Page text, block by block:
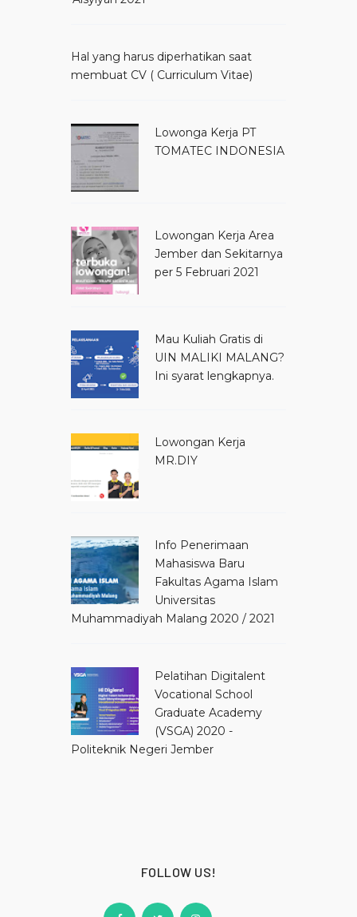
Hal yang harus diperhatikan saat
membuat CV ( Curriculum Vitae)
Lowonga Kerja PT
TOMATEC INDONESIA
Lowongan Kerja Area
Jember dan Sekitarnya
per 5 Februari 2021
Mau Kuliah Gratis di
UIN MALIKI MALANG?
Ini syarat lengkapnya.
Lowongan Kerja
MR.DIY
Info Penerimaan
Mahasiswa Baru
Fakultas Agama Islam
Universitas
Muhammadiyah Malang 2020 / 2021
Pelatihan Digitalent
Vocational School
Graduate Academy
(VSGA) 2020 -
Politeknik Negeri Jember
FOLLOW US!